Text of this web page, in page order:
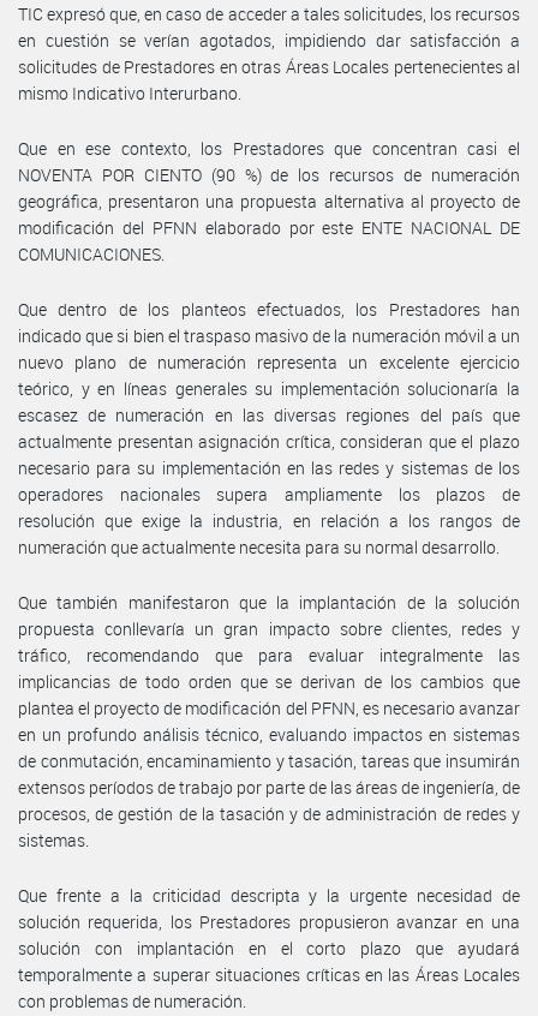
TIC expresó que, en caso de acceder a tales solicitudes, los recursos
en cuestión se verían agotados, impidiendo dar satisfacción a
solicitudes de Prestadores en otras Áreas Locales pertenecientes al
mismo Indicativo Interurbano.
Que en ese contexto, los Prestadores que concentran casi el
NOVENTA POR CIENTO (90 %) de los recursos de numeración
geográfica, presentaron una propuesta alternativa al proyecto de
modificación del PFNN elaborado por este ENTE NACIONAL DE
COMUNICACIONES.
Que dentro de los planteos efectuados, los Prestadores han
indicado que si bien el traspaso masivo de la numeración móvil a un
nuevo plano de numeración representa un excelente ejercicio
teórico, y en líneas generales su implementación solucionaría la
escasez de numeración en las diversas regiones del país que
actualmente presentan asignación crítica, consideran que el plazo
necesario para su implementación en las redes y sistemas de los
operadores nacionales supera ampliamente los plazos de
resolución que exige la industria, en relación a los rangos de
numeración que actualmente necesita para su normal desarrollo.
Que también manifestaron que la implantación de la solución
propuesta conllevaría un gran impacto sobre clientes, redes y
tráfico, recomendando que para evaluar integralmente las
implicancias de todo orden que se derivan de los cambios que
plantea el proyecto de modificación del PFNN, es necesario avanzar
en un profundo análisis técnico, evaluando impactos en sistemas
de conmutación, encaminamiento y tasación, tareas que insumirán
extensos períodos de trabajo por parte de las áreas de ingeniería, de
procesos, de gestión de la tasación y de administración de redes y
sistemas.
Que frente a la criticidad descripta y la urgente necesidad de
solución requerida, los Prestadores propusieron avanzar en una
solución con implantación en el corto plazo que ayudará
temporalmente a superar situaciones críticas en las Áreas Locales
con problemas de numeración.